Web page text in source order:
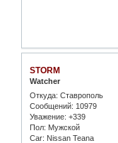
STORM
Watcher
Откуда: Ставрополь
Сообщений: 10979
Уважение: +339
Пол: Мужской
Car: Nissan Teana